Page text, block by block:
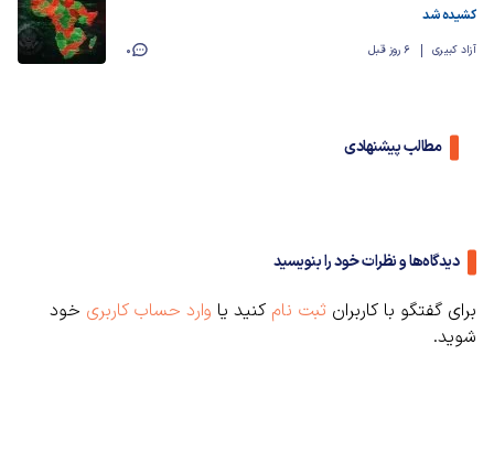
کشیده شد
آزاد کبیری 6 روز قبل 0
مطالب پیشنهادی
دیدگاه‌ها و نظرات خود را بنویسید
برای گفتگو با کاربران ثبت نام کنید یا وارد حساب کاربری خود
شوید.